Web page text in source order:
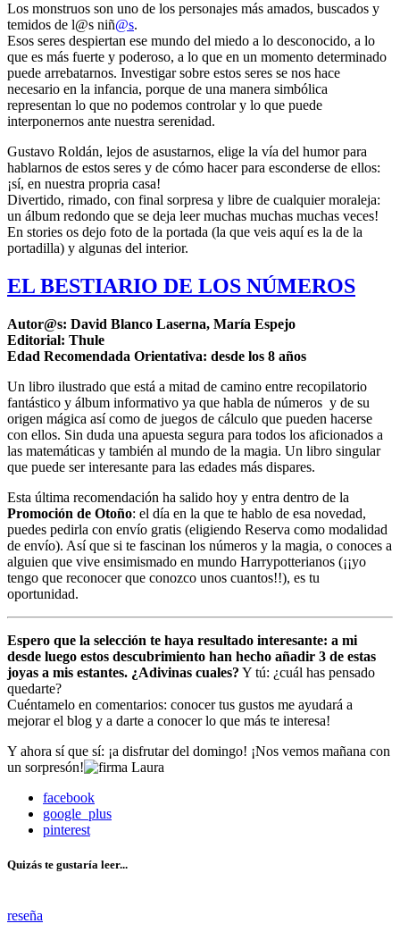
Los monstruos son uno de los personajes más amados, buscados y
temidos de l@s niñ@s.
Esos seres despiertan ese mundo del miedo a lo desconocido, a lo
que es más fuerte y poderoso, a lo que en un momento determinado
puede arrebatarnos. Investigar sobre estos seres se nos hace
necesario en la infancia, porque de una manera simbólica
representan lo que no podemos controlar y lo que puede
interponernos ante nuestra serenidad.
Gustavo Roldán, lejos de asustarnos, elige la vía del humor para
hablarnos de estos seres y de cómo hacer para esconderse de ellos:
¡sí, en nuestra propria casa!
Divertido, rimado, con final sorpresa y libre de cualquier moraleja:
un álbum redondo que se deja leer muchas muchas muchas veces!
En stories os dejo foto de la portada (la que veis aquí es la de la
portadilla) y algunas del interior.
EL BESTIARIO DE LOS NÚMEROS
Autor@s: David Blanco Laserna, María Espejo
Editorial: Thule
Edad Recomendada Orientativa: desde los 8 años
Un libro ilustrado que está a mitad de camino entre recopilatorio
fantástico y álbum informativo ya que habla de números y de su
origen mágica así como de juegos de cálculo que pueden hacerse
con ellos. Sin duda una apuesta segura para todos los aficionados a
las matemáticas y también al mundo de la magia. Un libro singular
que puede ser interesante para las edades más dispares.
Esta última recomendación ha salido hoy y entra dentro de la
Promoción de Otoño: el día en la que te hablo de esa novedad,
puedes pedirla con envío gratis (eligiendo Reserva como modalidad
de envío). Así que si te fascinan los números y la magia, o conoces a
alguien que vive ensimismado en mundo Harrypotterianos (¡¡yo
tengo que reconocer que conozco unos cuantos!!), es tu
oportunidad.
Espero que la selección te haya resultado interesante: a mi
desde luego estos descubrimiento han hecho añadir 3 de estas
joyas a mis estantes. ¿Adivinas cuales? Y tú: ¿cuál has pensado
quedarte?
Cuéntamelo en comentarios: conocer tus gustos me ayudará a
mejorar el blog y a darte a conocer lo que más te interesa!
Y ahora sí que sí: ¡a disfrutar del domingo! ¡Nos vemos mañana con
un sorpresón!
facebook
google_plus
pinterest
Quizás te gustaría leer...
reseña